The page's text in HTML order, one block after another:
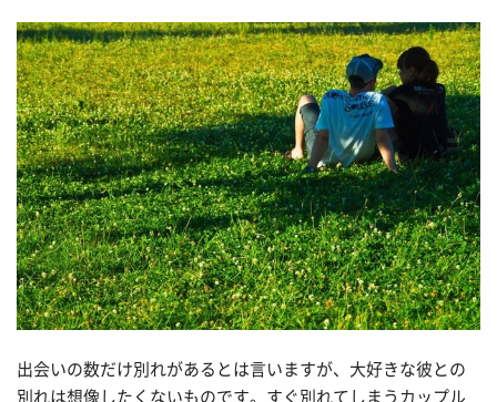
出会いの数だけ別れがあるとは言いますが、大好きな彼との
別れは想像したくないものです。すぐ別れてしまうカップル